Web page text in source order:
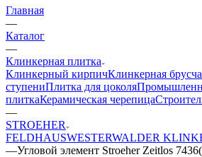
Главная
—
Каталог
—
Клинкерная плитка
Клинкерный кирпичКлинкерная
ступениПлитка для цоколя
плиткаКерамическая черепица
—
STROEHER
FELDHAUSWESTERWALDER
—Угловой элемент Stroeher Zeitlos